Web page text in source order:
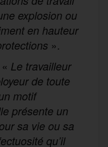
explosion ou
en hauteur
».
Le travailleur
de toute
motif
présente un
sa vie ou sa
qu’il